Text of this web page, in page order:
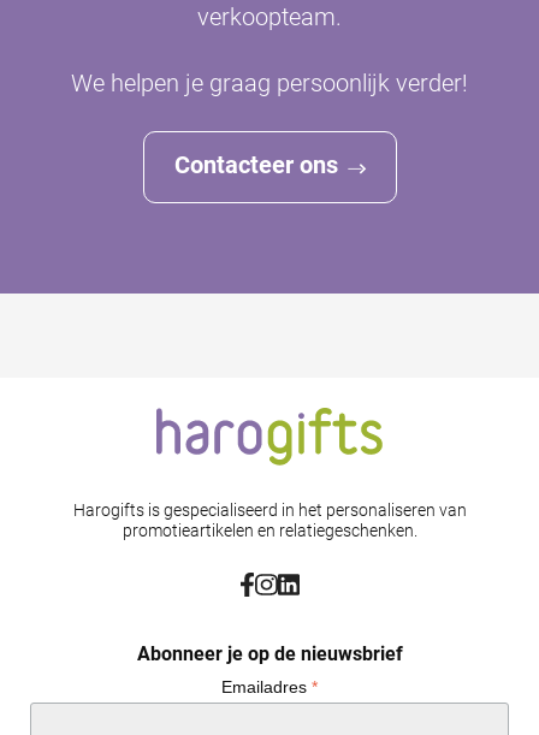
verkoopteam.
We helpen je graag persoonlijk verder!
Contacteer ons
Harogifts is gespecialiseerd in het personaliseren van
promotieartikelen en relatiegeschenken.
Abonneer je op de nieuwsbrief
Emailadres *